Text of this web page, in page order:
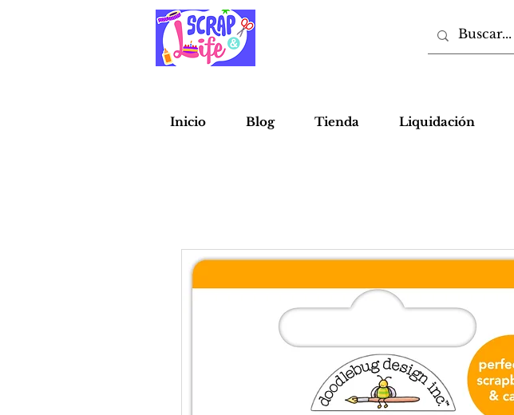
Inicio Blog Tienda Liquidación